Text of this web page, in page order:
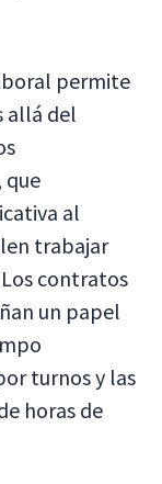
permite
allá del
que
al
trabajar
Los contratos
un papel
turnos y las
horas de